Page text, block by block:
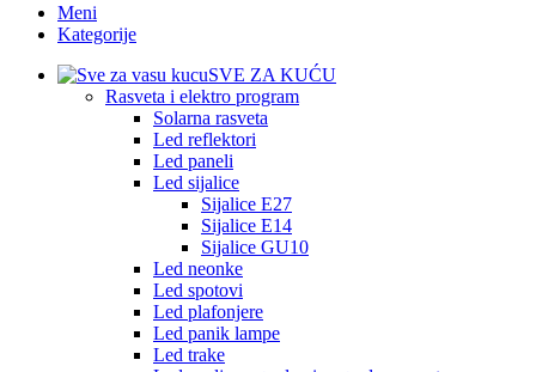
Meni
Kategorije
SVE ZA KUĆU
Rasveta i elektro program
Solarna rasveta
Led reflektori
Led paneli
Led sijalice
Sijalice E27
Sijalice E14
Sijalice GU10
Led neonke
Led spotovi
Led plafonjere
Led panik lampe
Led trake